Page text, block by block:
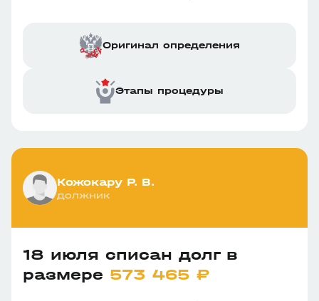
Оригинал определения
Этапы процедуры
Кожокару Р. В.
должник
18 июля списан долг в
размере 573 465 ₽